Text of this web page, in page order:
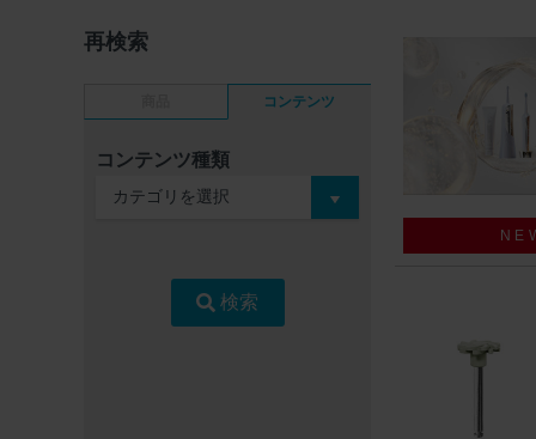
再検索
コンテンツ
コンテンツ種類
検索